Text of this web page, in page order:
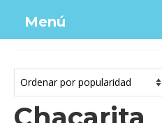
Menú
Actividades
Imágenes